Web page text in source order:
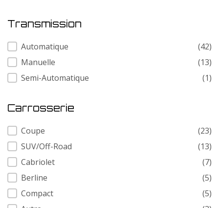
Transmission
Transmission
Automatique
(42)
Manuelle
(13)
Semi-Automatique
(1)
Carrosserie
Carrosserie
Coupe
(23)
SUV/Off-Road
(13)
Cabriolet
(7)
Berline
(5)
Compact
(5)